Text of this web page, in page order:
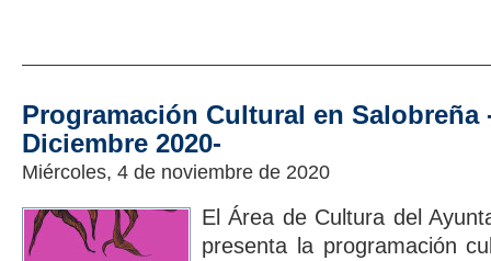
Programación Cultural en Salobreña
Diciembre 2020-
Miércoles, 4 de noviembre de 2020
El Área de Cultura del
presenta la programación